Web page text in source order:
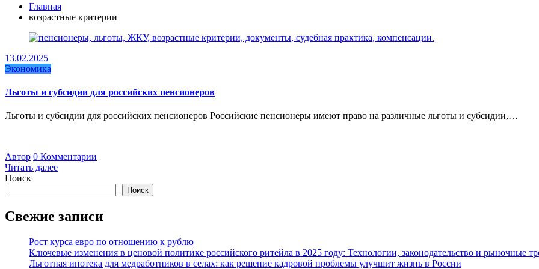
Главная
возрастные критерии
13.02.2025
Экономика
Льготы и субсидии для российских пенсионеров
Льготы и субсидии для российских пенсионеров Российские пенсионеры имеют право на различные льготы и субсидии,…
Автор 0 Комментарии
Читать далее
Поиск
Поиск
Свежие записи
Рост курса евро по отношению к рублю
Ключевые изменения в ценовой политике российского ритейла в 2025 году: Технологии, законодательство и рыночные
Льготная ипотека для медработников в селах: как решение кадровой проблемы улучшит жизнь в России